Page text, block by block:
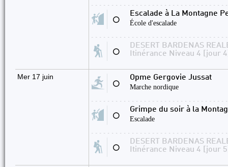
⚪
Escalade à La Montagne
École d'escalade
⚪
DESERT BARDENAS
Itinérance Niveau 4 [jour
Mer 17 juin
⚪
Opme Gergovie Jussat
Marche nordique
⚪
Grimpe du soir à la
Escalade
⚪
DESERT BARDENAS
Itinérance Niveau 4 [jour